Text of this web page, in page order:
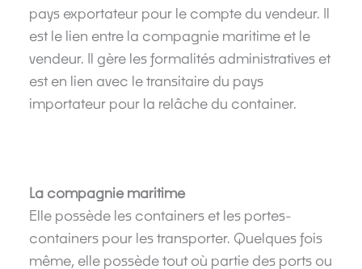
pays exportateur pour le compte du vendeur. Il
est le lien entre la compagnie maritime et le
vendeur. Il gère les formalités administratives et
est en lien avec le transitaire du pays
importateur pour la relâche du container.
La compagnie maritime
Elle possède les containers et les portes-
containers pour les transporter. Quelques fois
même, elle possède tout où partie des ports ou